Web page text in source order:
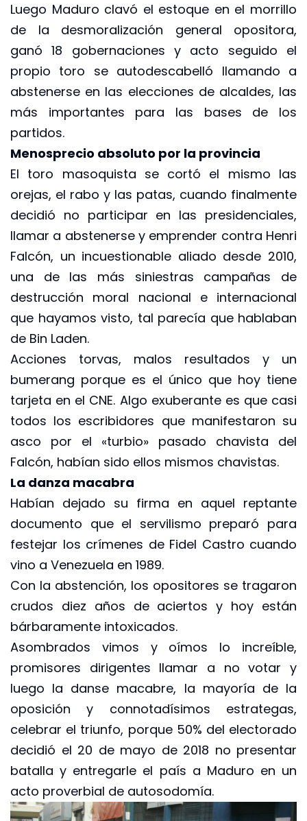
Luego Maduro clavó el estoque en el morrillo
de la desmoralización general opositora,
ganó 18 gobernaciones y acto seguido el
propio toro se autodescabelló llamando a
abstenerse en las elecciones de alcaldes, las
más importantes para las bases de los
partidos.
Menosprecio absoluto por la provincia
El toro masoquista se cortó el mismo las
orejas, el rabo y las patas, cuando finalmente
decidió no participar en las presidenciales,
llamar a abstenerse y emprender contra Henri
Falcón, un incuestionable aliado desde 2010,
una de las más siniestras campañas de
destrucción moral nacional e internacional
que hayamos visto, tal parecía que hablaban
de Bin Laden.
Acciones torvas, malos resultados y un
bumerang porque es el único que hoy tiene
tarjeta en el CNE. Algo exuberante es que casi
todos los escribidores que manifestaron su
asco por el «turbio» pasado chavista del
Falcón, habían sido ellos mismos chavistas.
La danza macabra
Habían dejado su firma en aquel reptante
documento que el servilismo preparó para
festejar los crímenes de Fidel Castro cuando
vino a Venezuela en 1989.
Con la abstención, los opositores se tragaron
crudos diez años de aciertos y hoy están
bárbaramente intoxicados.
Asombrados vimos y oímos lo increíble,
promisores dirigentes llamar a no votar y
luego la danse macabre, la mayoría de la
oposición y connotadísimos estrategas,
celebrar el triunfo, porque 50% del electorado
decidió el 20 de mayo de 2018 no presentar
batalla y entregarle el país a Maduro en un
acto proverbial de autosodomía.